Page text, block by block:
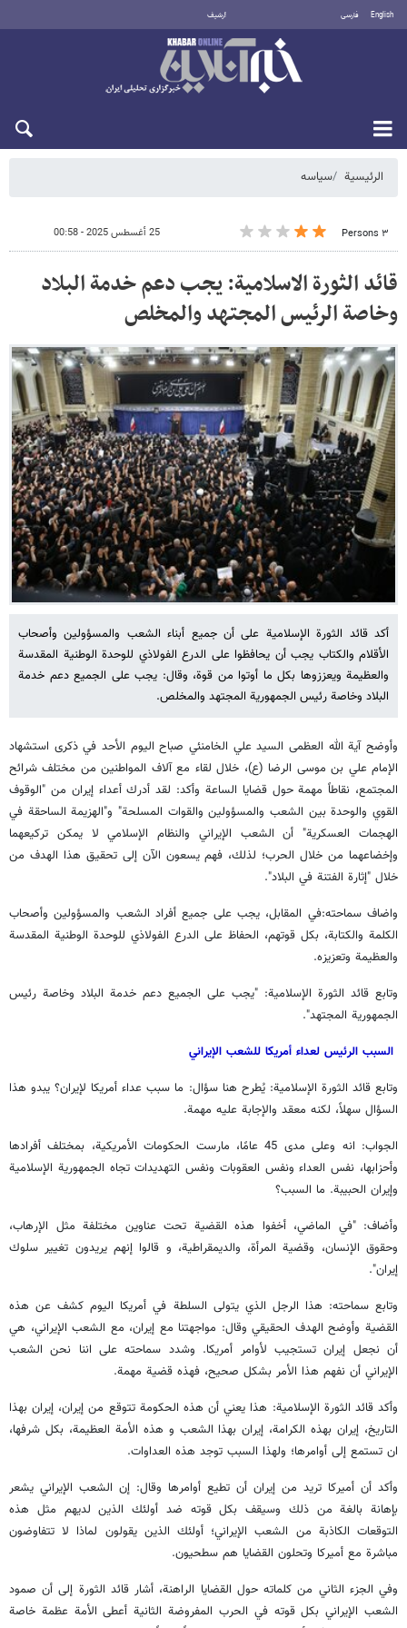
English فارسی أرشيف
الرئيسية سیاسه
٣ Persons 25 أغسطس 2025 - 00:58
قائد الثورة الاسلامية: يجب دعم خدمة البلاد
وخاصة الرئيس المجتهد والمخلص
أكد قائد الثورة الإسلامية على أن جميع أبناء الشعب والمسؤولين وأصحاب
الأقلام والكتاب يجب أن يحافظوا على الدرع الفولاذي للوحدة الوطنية المقدسة
والعظيمة ويعززوها بكل ما أوتوا من قوة، وقال: يجب على الجميع دعم خدمة
البلاد وخاصة رئيس الجمهورية المجتهد والمخلص.
وأوضح آية الله العظمى السيد علي الخامنئي صباح اليوم الأحد في ذكرى استشهاد
الإمام علي بن موسى الرضا (ع)، خلال لقاء مع آلاف المواطنين من مختلف شرائح
المجتمع، نقاطاً مهمة حول قضايا الساعة وأكد: لقد أدرك أعداء إيران من "الوقوف
القوي والوحدة بين الشعب والمسؤولين والقوات المسلحة" و"الهزيمة الساحقة في
الهجمات العسكرية" أن الشعب الإيراني والنظام الإسلامي لا يمكن تركيعهما
وإخضاعهما من خلال الحرب؛ لذلك، فهم يسعون الآن إلى تحقيق هذا الهدف من
خلال "إثارة الفتنة في البلاد".
واضاف سماحته:في المقابل، يجب على جميع أفراد الشعب والمسؤولين وأصحاب
الكلمة والكتابة، بكل قوتهم، الحفاظ على الدرع الفولاذي للوحدة الوطنية المقدسة
والعظيمة وتعزيزه.
وتابع قائد الثورة الإسلامية: "يجب على الجميع دعم خدمة البلاد وخاصة رئيس
الجمهورية المجتهد".
السبب الرئيس لعداء أمريكا للشعب الإيراني
وتابع قائد الثورة الإسلامية: يُطرح هنا سؤال: ما سبب عداء أمريكا لإيران؟ يبدو هذا
السؤال سهلاً، لكنه معقد والإجابة عليه مهمة.
الجواب: انه وعلى مدى 45 عامًا، مارست الحكومات الأمريكية، بمختلف أفرادها
وأحزابها، نفس العداء ونفس العقوبات ونفس التهديدات تجاه الجمهورية الإسلامية
وإيران الحبيبة. ما السبب؟
وأضاف: "في الماضي، أخفوا هذه القضية تحت عناوين مختلفة مثل الإرهاب،
وحقوق الإنسان، وقضية المرأة، والديمقراطية، و قالوا إنهم يريدون تغيير سلوك
إيران".
وتابع سماحته: هذا الرجل الذي يتولى السلطة في أمريكا اليوم كشف عن هذه
القضية وأوضح الهدف الحقيقي وقال: مواجهتنا مع إيران، مع الشعب الإيراني، هي
أن نجعل إيران تستجيب لأوامر أمريكا. وشدد سماحته على اننا نحن الشعب
الإيراني أن نفهم هذا الأمر بشكل صحيح، فهذه قضية مهمة.
وأكد قائد الثورة الإسلامية: هذا يعني أن هذه الحكومة تتوقع من إيران، إيران بهذا
التاريخ، إيران بهذه الكرامة، إيران بهذا الشعب و هذه الأمة العظيمة، بكل شرفها،
ان تستمع إلى أوامرها؛ ولهذا السبب توجد هذه العداوات.
وأكد أن أميركا تريد من إيران أن تطيع أوامرها وقال: إن الشعب الإيراني يشعر
بإهانة بالغة من ذلك وسيقف بكل قوته ضد أولئك الذين لديهم مثل هذه
التوقعات الكاذبة من الشعب الإيراني؛ أولئك الذين يقولون لماذا لا تتفاوضون
مباشرة مع أميركا وتحلون القضايا هم سطحيون.
وفي الجزء الثاني من كلماته حول القضايا الراهنة، أشار قائد الثورة إلى أن صمود
الشعب الإيراني بكل قوته في الحرب المفروضة الثانية أعطى الأمة عظمة خاصة